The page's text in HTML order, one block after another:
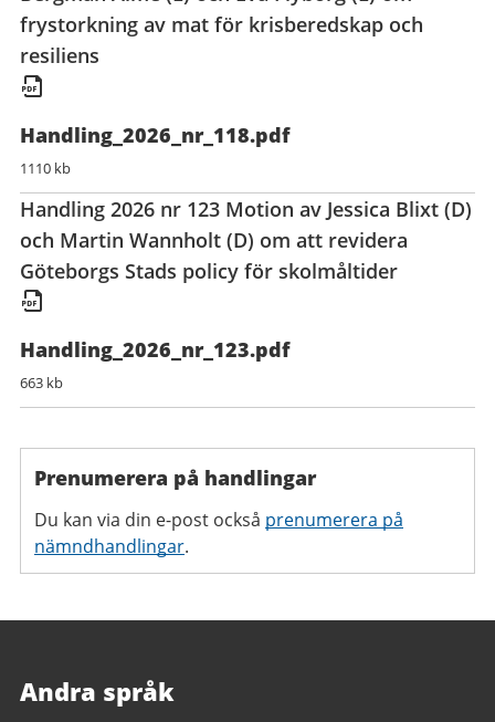
frystorkning av mat för krisberedskap och
resiliens
Handling_2026_nr_118.pdf
1110 kb
Handling 2026 nr 123 Motion av Jessica Blixt (D)
och Martin Wannholt (D) om att revidera
Göteborgs Stads policy för skolmåltider
Handling_2026_nr_123.pdf
663 kb
Prenumerera på handlingar
Du kan via din e-post också prenumerera på
nämndhandlingar.
Andra språk